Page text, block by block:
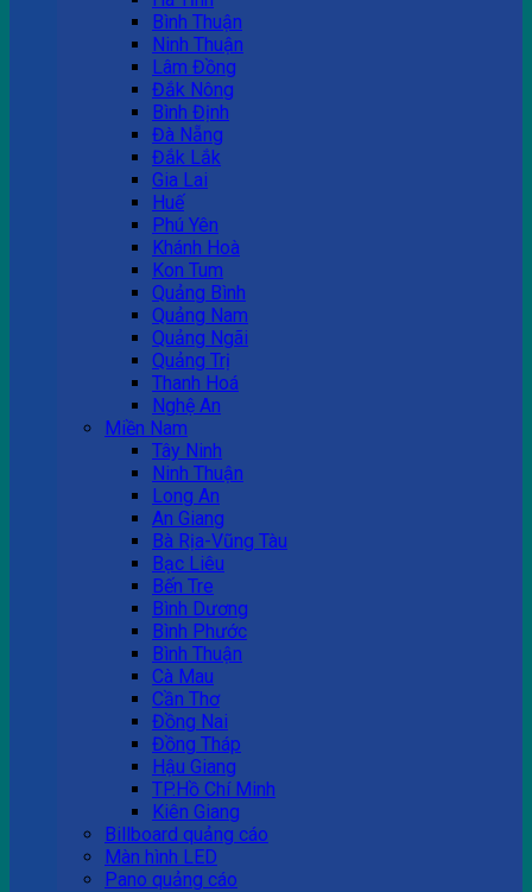
Bình Thuận
Ninh Thuận
Lâm Đồng
Đắk Nông
Bình Định
Đà Nẵng
Đắk Lắk
Gia Lai
Huế
Phú Yên
Khánh Hoà
Kon Tum
Quảng Bình
Quảng Nam
Quảng Ngãi
Quảng Trị
Thanh Hoá
Nghệ An
Miền Nam
Tây Ninh
Ninh Thuận
Long An
An Giang
Bà Rịa-Vũng Tàu
Bạc Liêu
Bến Tre
Bình Dương
Bình Phước
Bình Thuận
Cà Mau
Cần Thơ
Đồng Nai
Đồng Tháp
Hậu Giang
TP.Hồ Chí Minh
Kiên Giang
Billboard quảng cáo
Màn hình LED
Pano quảng cáo